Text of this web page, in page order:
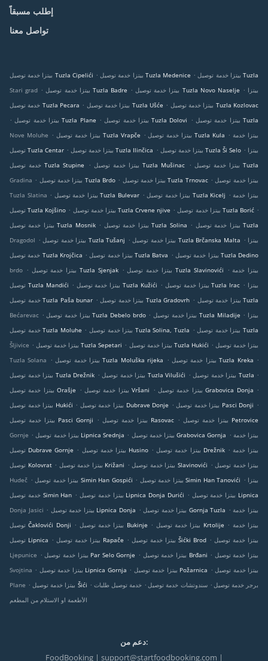
إطلب مسبقاً
تواصل معنا
بيتزا خدمة توصيل Tuzla Cipelići . بيتزا خدمة توصيل Tuzla Medenice . بيتزا خدمة توصيل Tuzla
Stari grad . بيتزا خدمة توصيل Tuzla Badre . بيتزا خدمة توصيل Tuzla Novo Naselje . بيتزا
خدمة توصيل Tuzla Pecara . بيتزا خدمة توصيل Tuzla Ušće .
بيتزا خدمة توصيل Tuzla Kozlovac
.
بيتزا خدمة توصيل Tuzla Plane . بيتزا خدمة توصيل Tuzla Dolovi . بيتزا خدمة توصيل Tuzla
Nove Moluhe . بيتزا خدمة توصيل Tuzla Vrapče . بيتزا خدمة توصيل Tuzla Kula . بيتزا خدمة
توصيل Tuzla Centar . بيتزا خدمة توصيل Tuzla Ilinčica . بيتزا خدمة توصيل Tuzla Ši Selo . بيتزا
خدمة توصيل Tuzla Stupine
. بيتزا خدمة توصيل Tuzla Mušinac . بيتزا خدمة توصيل Tuzla
Gradina . بيتزا خدمة توصيل Tuzla Brdo . بيتزا خدمة توصيل Tuzla Trnovac . بيتزا خدمة توصيل
Tuzla Slatina . بيتزا خدمة توصيل Tuzla Bulevar . بيتزا خدمة توصيل Tuzla Kicelj . بيتزا خدمة
توصيل Tuzla Kojšino . بيتزا خدمة توصيل Tuzla Crvene njive . بيتزا خدمة توصيل Tuzla Borić .
بيتزا خدمة توصيل Tuzla Mosnik . بيتزا خدمة توصيل Tuzla Solina . بيتزا خدمة توصيل Tuzla
Dragodol . بيتزا خدمة توصيل Tuzla Tušanj . بيتزا خدمة توصيل Tuzla Brčanska Malta . بيتزا
خدمة توصيل Tuzla Krojčica . بيتزا خدمة توصيل Tuzla Batva . بيتزا خدمة توصيل Tuzla Dedino
brdo . بيتزا خدمة توصيل Tuzla Sjenjak . بيتزا خدمة توصيل Tuzla Slavinovići . بيتزا خدمة
توصيل Tuzla Mandići . بيتزا خدمة توصيل Tuzla Kužići . بيتزا خدمة توصيل Tuzla Irac . بيتزا
خدمة توصيل Tuzla Paša bunar . بيتزا خدمة توصيل Tuzla Gradovrh . بيتزا خدمة توصيل Tuzla
Bećarevac . بيتزا خدمة توصيل Tuzla Debelo brdo . بيتزا خدمة توصيل Tuzla Miladije . بيتزا
خدمة توصيل Tuzla Moluhe . بيتزا خدمة توصيل Tuzla Solina, Tuzla . بيتزا خدمة توصيل Tuzla
Šljivice . بيتزا خدمة توصيل Tuzla Sepetari . بيتزا خدمة توصيل Tuzla Hukići . بيتزا خدمة توصيل
Tuzla Solana
. بيتزا خدمة توصيل Tuzla Moluška rijeka . بيتزا خدمة توصيل Tuzla Kreka .
بيتزا خدمة توصيل Tuzla Drežnik . بيتزا خدمة توصيل Tuzla Vilušići . بيتزا خدمة توصيل Tuzla .
بيتزا خدمة توصيل Orašje
. بيتزا خدمة توصيل Vršani . بيتزا خدمة توصيل Grabovica Donja .
بيتزا خدمة توصيل Hukići . بيتزا خدمة توصيل Dubrave Donje . بيتزا خدمة توصيل Pasci Donji .
بيتزا خدمة توصيل Pasci Gornji
. بيتزا خدمة توصيل Rasovac . بيتزا خدمة توصيل Petrovice
Gornje . بيتزا خدمة توصيل Lipnica Srednja . بيتزا خدمة توصيل Grabovica Gornja . بيتزا خدمة
توصيل Dubrave Gornje . بيتزا خدمة توصيل Husino . بيتزا خدمة توصيل Drežnik . بيتزا خدمة
توصيل Kolovrat . بيتزا خدمة توصيل Križani . بيتزا خدمة توصيل Slavinovići . بيتزا خدمة توصيل
Hudeč . بيتزا خدمة توصيل Simin Han Gospići . بيتزا خدمة توصيل Simin Han Tanovići . بيتزا
خدمة توصيل Simin Han . بيتزا خدمة توصيل Lipnica Donja Durići . بيتزا خدمة توصيل Lipnica
Donja Jasici . بيتزا خدمة توصيل Lipnica Donja . بيتزا خدمة توصيل Gornja Tuzla . بيتزا خدمة
توصيل Čaklovići Donji . بيتزا خدمة توصيل Bukinje . بيتزا خدمة توصيل Krtolije . بيتزا خدمة
توصيل Lipnica . بيتزا خدمة توصيل Rapače . بيتزا خدمة توصيل Šićki Brod . بيتزا خدمة توصيل
Ljepunice . بيتزا خدمة توصيل Par Selo Gornje . بيتزا خدمة توصيل Brđani . بيتزا خدمة توصيل
Svojtina . بيتزا خدمة توصيل Lipnica Gornja . بيتزا خدمة توصيل Požarnica . بيتزا خدمة توصيل
Plane . بيتزا خدمة توصيل Šići . برجر خدمة توصيل. سندوتشات خدمة توصيل . خدمة توصيل طلبات
الأطعمة او الاستلام من المطعم
دعم من:
FoodBooking | support@startfoodbooking.com |